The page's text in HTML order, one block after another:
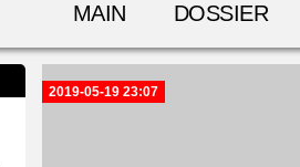
MAIN DOSSIER
2019-05-19 23:07